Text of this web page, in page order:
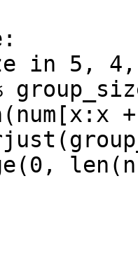
in 5,
+